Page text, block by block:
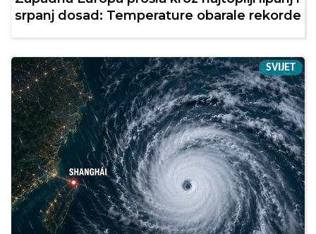
srpanj dosad: Temperature obarale rekorde
SVIJET